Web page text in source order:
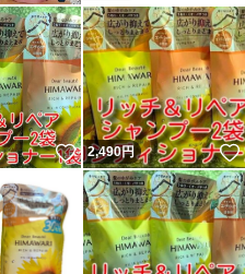
いいね！
2,490円